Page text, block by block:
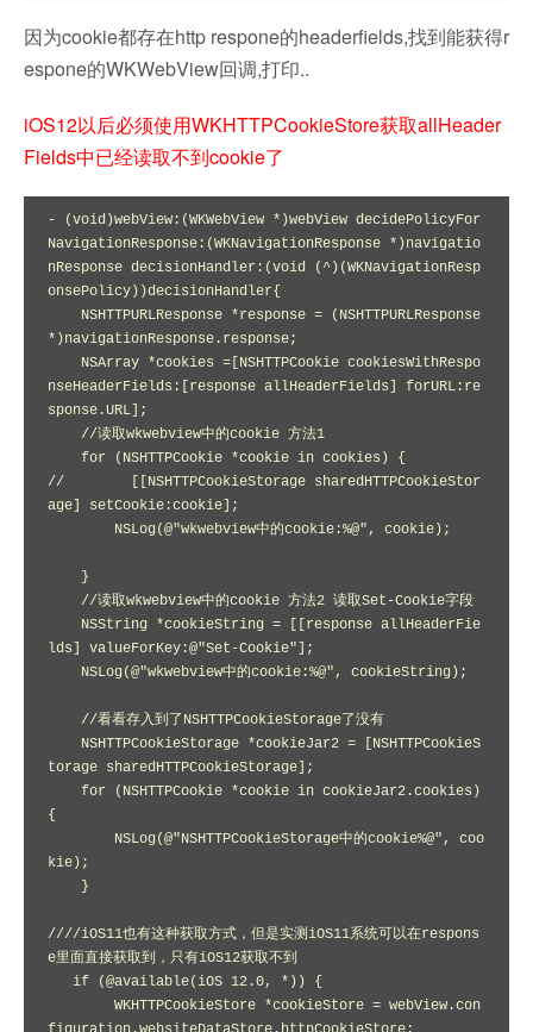
因为cookie都存在http respone的headerfields,找到能获得r
espone的WKWebView回调,打印..
iOS12以后必须使用WKHTTPCookieStore获取allHeader
Fields中已经读取不到cookie了
- (void)webView:(WKWebView *)webView decidePolicyFor
NavigationResponse:(WKNavigationResponse *)navigatio
nResponse decisionHandler:(void (^)(WKNavigationResp
onsePolicy))decisionHandler{
*)navigationResponse.response;
nseHeaderFields:[response allHeaderFields] forURL:re
sponse.URL];
//        [[NSHTTPCookieStorage sharedHTTPCookieStor
age] setCookie:cookie];
lds] valueForKey:@"Set-Cookie"];
torage sharedHTTPCookieStorage];
{
kie);
////iOS11也有这种获取方式，但是实测iOS11系统可以在respons
e里面直接获取到，只有iOS12获取不到